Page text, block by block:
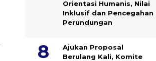
Orientasi Humanis, Nilai
Inklusif dan Pencegahan
Perundungan
Ajukan Proposal
Berulang Kali, Komite